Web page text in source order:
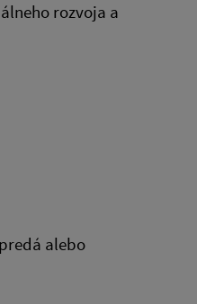
rozvoja a
alebo